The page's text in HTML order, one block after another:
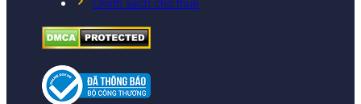
Chính sách cho thuê